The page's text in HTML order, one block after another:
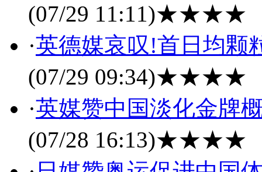
(07/29 11:11)★★★★
·英德媒哀叹!首日均颗
(07/29 09:34)★★★★
·英媒赞中国淡化金牌
(07/28 16:13)★★★★